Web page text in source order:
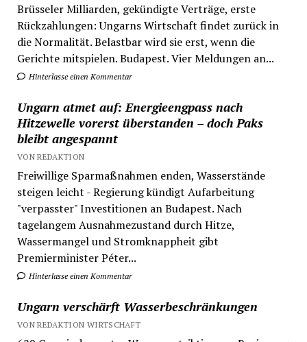
Brüsseler Milliarden, gekündigte Verträge, erste
Rückzahlungen: Ungarns Wirtschaft findet zurück in
die Normalität. Belastbar wird sie erst, wenn die
Gerichte mitspielen. Budapest. Vier Meldungen an...
Hinterlasse einen Kommentar
Ungarn atmet auf: Energieengpass nach
Hitzewelle vorerst überstanden – doch Paks
bleibt angespannt
VON REDAKTION
Freiwillige Sparmaßnahmen enden, Wasserstände
steigen leicht - Regierung kündigt Aufarbeitung
"verpasster" Investitionen an Budapest. Nach
tagelangem Ausnahmezustand durch Hitze,
Wassermangel und Stromknappheit gibt
Premierminister Péter...
Hinterlasse einen Kommentar
Ungarn verschärft Wasserbeschränkungen
VON REDAKTION WIRTSCHAFT